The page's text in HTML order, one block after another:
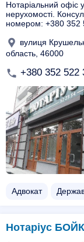
Нотаріальний офіс
нерухомості.
номером: +380 352
вулиця
область, 46000
+380 352 522
Адвокат
Нотаріус